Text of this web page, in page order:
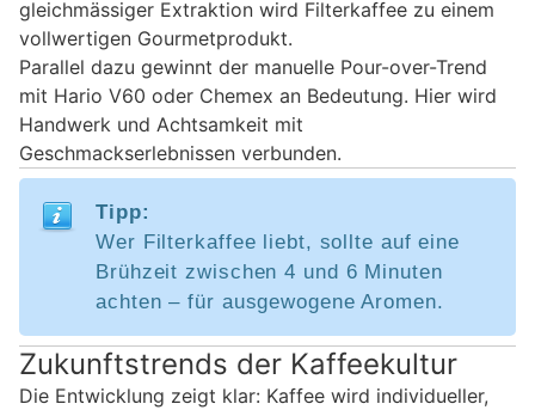
gleichmässiger Extraktion wird Filterkaffee zu einem
vollwertigen Gourmetprodukt.
Parallel dazu gewinnt der manuelle Pour-over-Trend
mit Hario V60 oder Chemex an Bedeutung. Hier wird
Handwerk und Achtsamkeit mit
Geschmackserlebnissen verbunden.
Tipp:
Wer Filterkaffee liebt, sollte auf eine
Brühzeit zwischen 4 und 6 Minuten
achten – für ausgewogene Aromen.
Zukunftstrends der Kaffeekultur
Die Entwicklung zeigt klar: Kaffee wird individueller,